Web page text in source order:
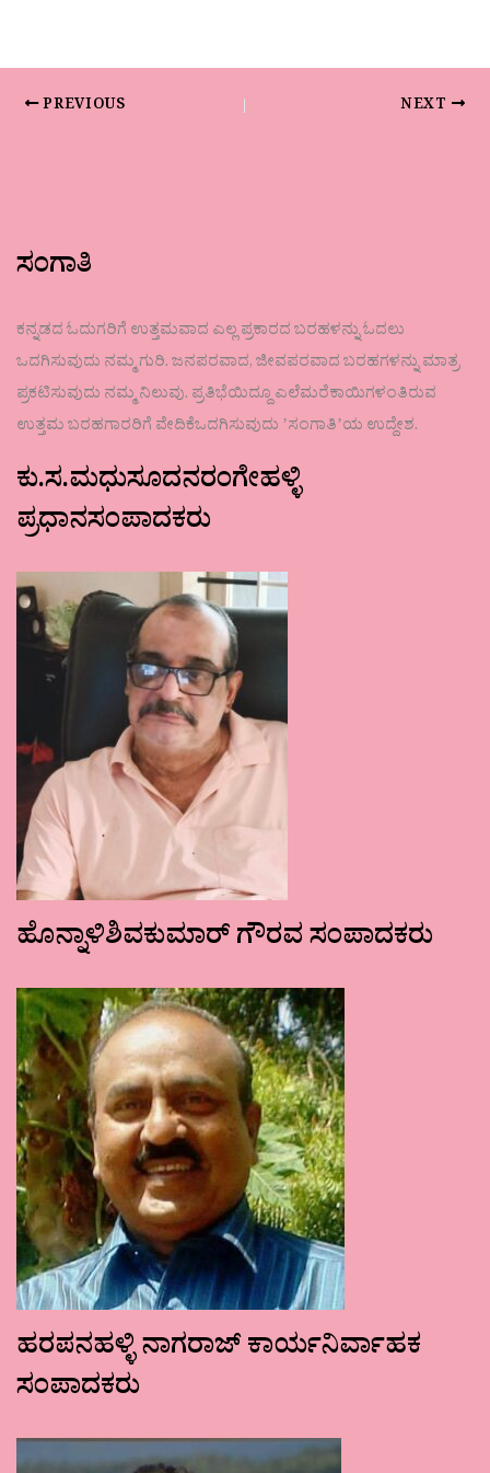
PREVIOUS NEXT
ಸಂಗಾತಿ
ಕನ್ನಡದ ಓದುಗರಿಗೆ ಉತ್ತಮವಾದ ಎಲ್ಲ ಪ್ರಕಾರದ ಬರಹಳನ್ನು ಓದಲು
ಒದಗಿಸುವುದು ನಮ್ಮ ಗುರಿ. ಜನಪರವಾದ, ಜೀವಪರವಾದ ಬರಹಗಳನ್ನು ಮಾತ್ರ
ಪ್ರಕಟಿಸುವುದು ನಮ್ಮ ನಿಲುವು. ಪ್ರತಿಭೆಯಿದ್ದೂ ಎಲೆಮರೆಕಾಯಿಗಳಂತಿರುವ
ಉತ್ತಮ ಬರಹಗಾರರಿಗೆ ವೇದಿಕೆಒದಗಿಸುವುದು ʼಸಂಗಾತಿʼಯ ಉದ್ದೇಶ.
ಕು.ಸ.ಮಧುಸೂದನರಂಗೇಹಳ್ಳಿ
ಪ್ರಧಾನಸಂಪಾದಕರು
ಹೊನ್ನಾಳಿಶಿವಕುಮಾರ್ ಗೌರವ ಸಂಪಾದಕರು
ಹರಪನಹಳ್ಳಿ ನಾಗರಾಜ್ ಕಾರ್ಯನಿರ್ವಾಹಕ
ಸಂಪಾದಕರು